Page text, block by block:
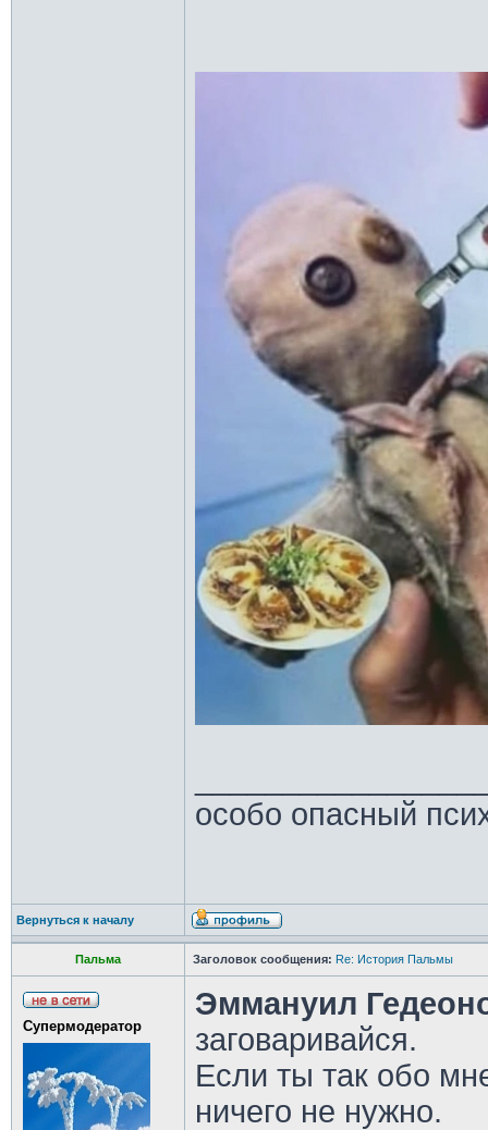
особо опасный
Вернуться к началу
Пальма Заголовок сообщения: Re: История Пальмы
Супермодератор
Эммануил
заговаривайся.
Если ты так обо
ничего не нужно.